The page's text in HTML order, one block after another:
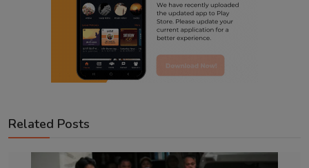
Related Posts